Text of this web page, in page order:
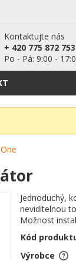
Kontaktujte nás
+ 420 775 872 753
Po - Pá: 9:00 -
Jednoduchý,
neviditelnou
Možnost
Kód
Výrobce